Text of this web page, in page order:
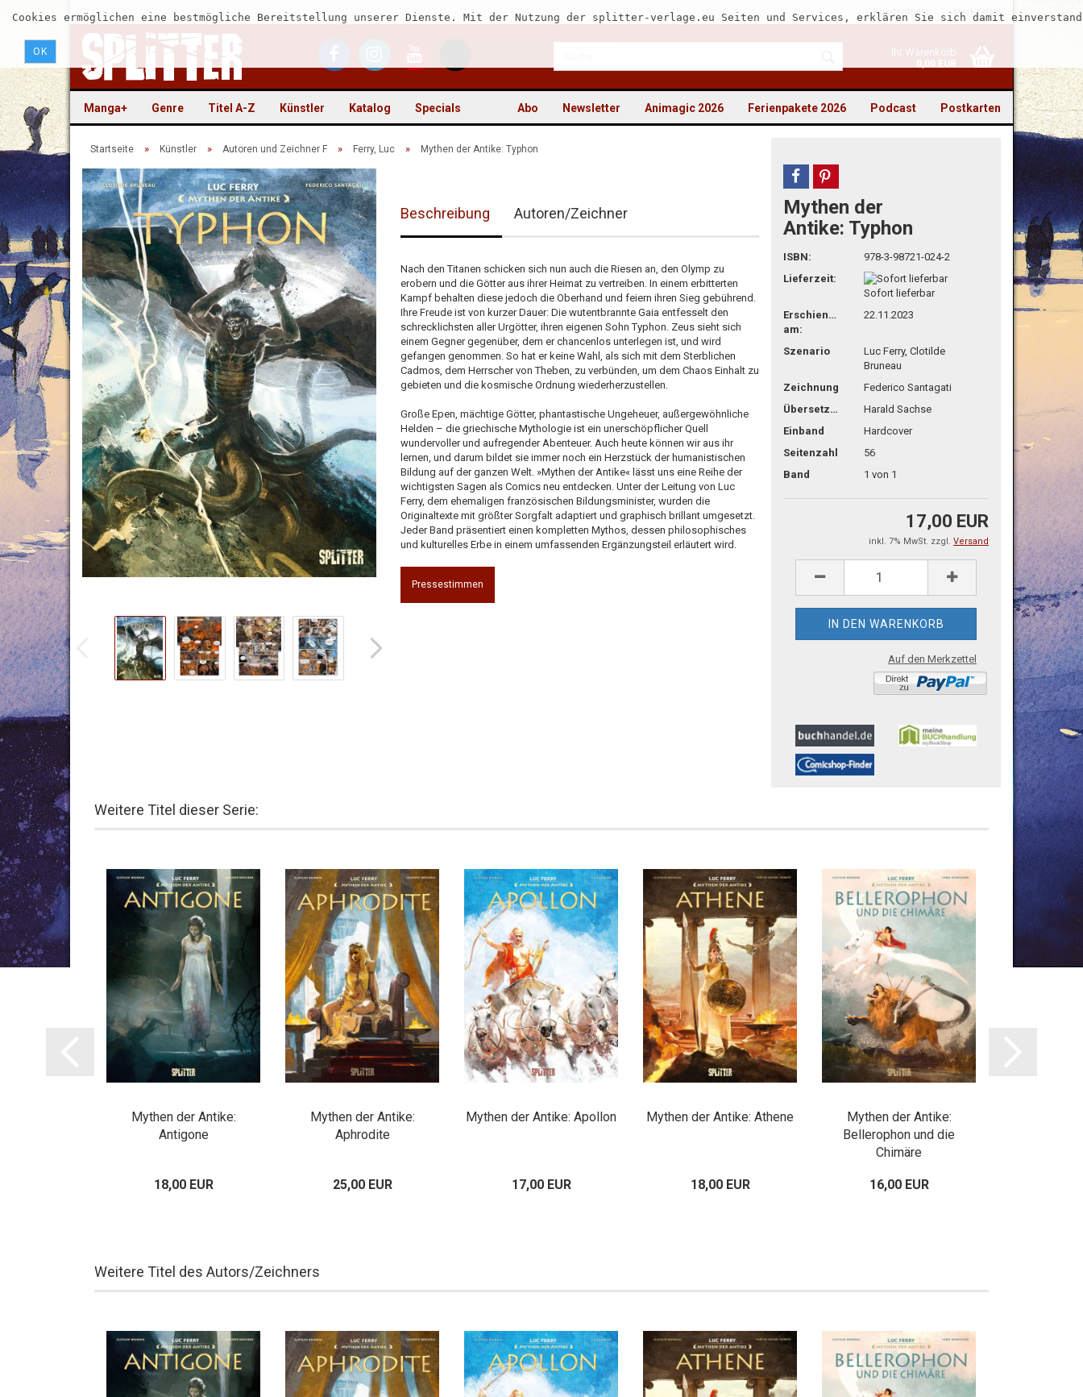
Kundenlogin Merkzettel
Ihr Warenkorb
0,00 EUR
Cookies ermöglichen eine bestmögliche Bereitstellung unserer Dienste. Mit der Nutzung der splitter-verlage.eu Seiten und Services, erklären Sie sich damit
OK
Manga+ Genre Titel A-Z Künstler Katalog Specials Postkarten
Podcast
Ferienpakete 2026
Animagic 2026
Newsletter
Abo
Startseite » Künstler » Autoren und Zeichner F » Ferry, Luc » Mythen der Antike: Typhon
Beschreibung Autoren/Zeichner
Nach den Titanen schicken sich nun auch die Riesen an, den Olymp zu
erobern und die Götter aus ihrer Heimat zu vertreiben. In einem erbitterten
Kampf behalten diese jedoch die Oberhand und feiern ihren Sieg gebührend.
Ihre Freude ist von kurzer Dauer: Die wutentbrannte Gaia entfesselt den
schrecklichsten aller Urgötter, ihren eigenen Sohn Typhon. Zeus sieht sich
einem Gegner gegenüber, dem er chancenlos unterlegen ist, und wird
gefangen genommen. So hat er keine Wahl, als sich mit dem Sterblichen
Cadmos, dem Herrscher von Theben, zu verbünden, um dem Chaos Einhalt zu
gebieten und die kosmische Ordnung wiederherzustellen.
Große Epen, mächtige Götter, phantastische Ungeheuer, außergewöhnliche
Helden – die griechische Mythologie ist ein unerschöpflicher Quell
wundervoller und aufregender Abenteuer. Auch heute können wir aus ihr
lernen, und darum bildet sie immer noch ein Herzstück der humanistischen
Bildung auf der ganzen Welt. »Mythen der Antike« lässt uns eine Reihe der
wichtigsten Sagen als Comics neu entdecken. Unter der Leitung von Luc
Ferry, dem ehemaligen französischen Bildungsminister, wurden die
Originaltexte mit größter Sorgfalt adaptiert und graphisch brillant umgesetzt.
Jeder Band präsentiert einen kompletten Mythos, dessen philosophisches
und kulturelles Erbe in einem umfassenden Ergänzungsteil erläutert wird.
Pressestimmen
teilen pin it
Mythen der
Antike: Typhon
ISBN:
978-3-98721-024-2
Lieferzeit:
Sofort lieferbar
Erschienen
am:
22.11.2023
Szenario
Luc Ferry, Clotilde
Bruneau
Zeichnung
Federico Santagati
Übersetzg.
Harald Sachse
Einband
Hardcover
Seitenzahl
56
Band
1 von 1
17,00 EUR
inkl. 7% MwSt. zzgl. Versand
Auf den Merkzettel
Weitere Titel dieser Serie:
Mythen der Antike:
Antigone
18,00 EUR
Mythen der Antike:
Aphrodite
25,00 EUR
Mythen der Antike: Apollon
17,00 EUR
Mythen der Antike: Athene
18,00 EUR
Mythen der Antike:
Bellerophon und die
Chimäre
16,00 EUR
Weitere Titel des Autors/Zeichners